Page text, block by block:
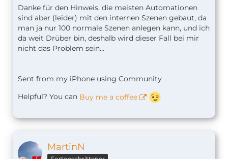
Danke für den Hinweis, die meisten Automationen
sind aber (leider) mit den internen Szenen gebaut, da
man ja nur 100 normale Szenen anlegen kann, und ich
da weit Drüber bin, deshalb wird dieser Fall bei mir
nicht das Problem sein...
Sent from my iPhone using Community
Helpful? You can Buy me a coffee
MartinN